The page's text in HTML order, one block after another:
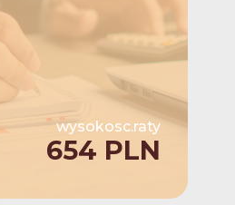
wysokosc.raty
654 PLN